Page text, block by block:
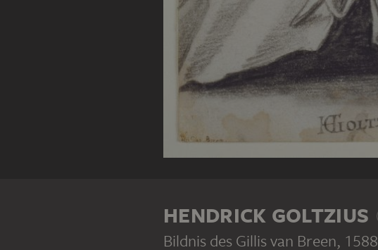
HENDRICK GOLTZIUS
Bildnis des Gillis van Breen, 1588